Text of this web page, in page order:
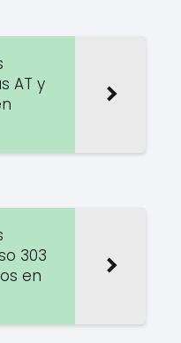
AT y
303
en